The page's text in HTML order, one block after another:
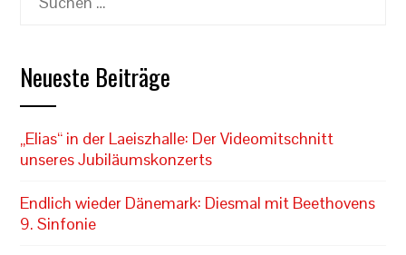
Neueste Beiträge
„Elias“ in der Laeiszhalle: Der Videomitschnitt
unseres Jubiläumskonzerts
Endlich wieder Dänemark: Diesmal mit Beethovens
9. Sinfonie